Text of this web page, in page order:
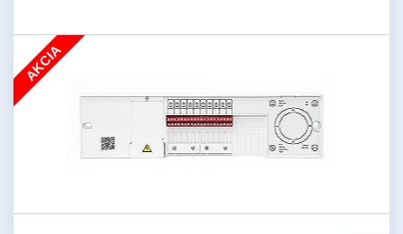
AKCIA